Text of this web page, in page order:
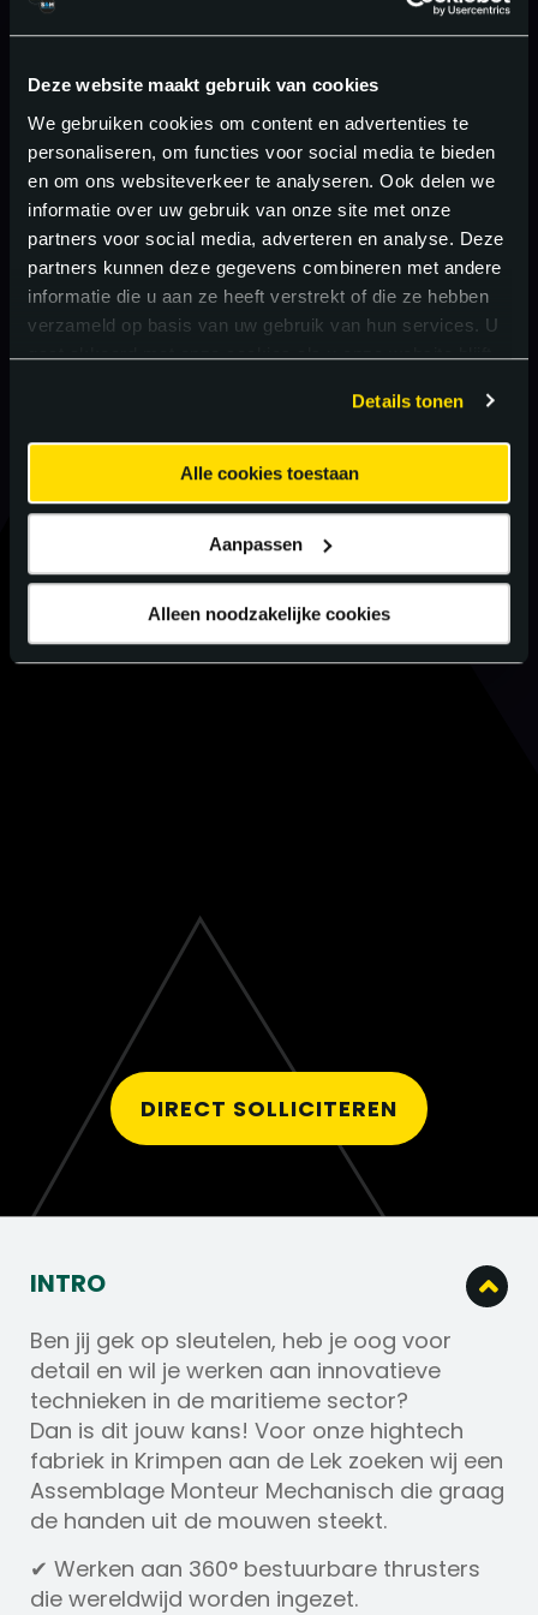
Deze website maakt gebruik van cookies
We gebruiken cookies om content en advertenties te
personaliseren, om functies voor social media te bieden
en om ons websiteverkeer te analyseren. Ook delen we
informatie over uw gebruik van onze site met onze
partners voor social media, adverteren en analyse. Deze
partners kunnen deze gegevens combineren met andere
informatie die u aan ze heeft verstrekt of die ze hebben
verzameld op basis van uw gebruik van hun services. U
gaat akkoord met onze cookies als u onze website blijft
Details tonen
Alle cookies toestaan
Aanpassen
Alleen noodzakelijke cookies
DIRECT SOLLICITEREN
INTRO
Ben jij gek op sleutelen, heb je oog voor
detail en wil je werken aan innovatieve
technieken in de maritieme sector?
Dan is dit jouw kans! Voor onze hightech
fabriek in Krimpen aan de Lek zoeken wij een
Assemblage Monteur Mechanisch die graag
de handen uit de mouwen steekt.
✔ Werken aan 360° bestuurbare thrusters
die wereldwijd worden ingezet.